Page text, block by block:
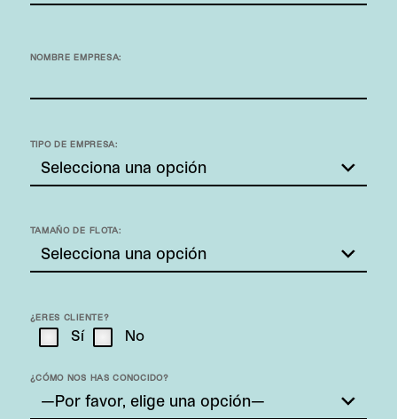
NOMBRE EMPRESA:
TIPO DE EMPRESA:
TAMAÑO DE FLOTA:
¿ERES CLIENTE?
Sí No
¿CÓMO NOS HAS CONOCIDO?